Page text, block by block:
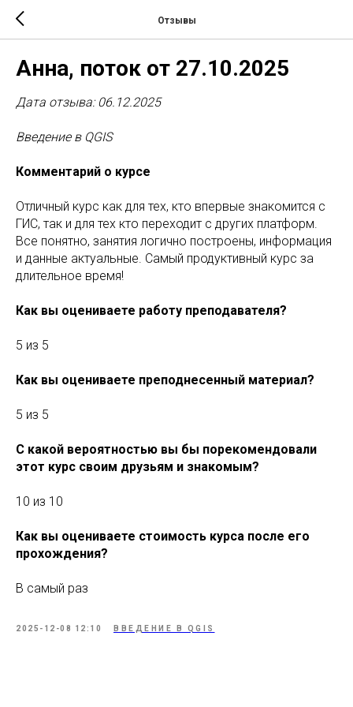
Отзывы
Анна, поток от 27.10.2025
Дата отзыва: 06.12.2025
Введение в QGIS
Комментарий о курсе
Отличный курс как для тех, кто впервые знакомится с
ГИС, так и для тех кто переходит с других платформ.
Все понятно, занятия логично построены, информация
и данные актуальные. Самый продуктивный курс за
длительное время!
Как вы оцениваете работу преподавателя?
5 из 5
Как вы оцениваете преподнесенный материал?
5 из 5
С какой вероятностью вы бы порекомендовали
этот курс своим друзьям и знакомым?
10 из 10
Как вы оцениваете стоимость курса после его
прохождения?
В самый раз
2025-12-08 12:10 ВВЕДЕНИЕ В QGIS